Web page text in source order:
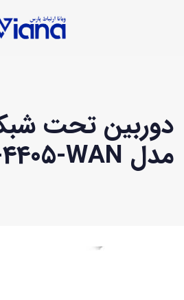
دوربین تحت
مدل HID-4405-WAN